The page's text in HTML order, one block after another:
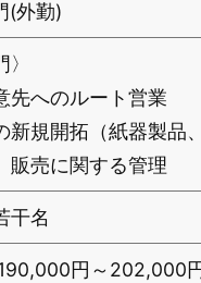
(外勤)
先へのルート営業
新規開拓（紙器製品
販売に関する管理
干名
円～202,000